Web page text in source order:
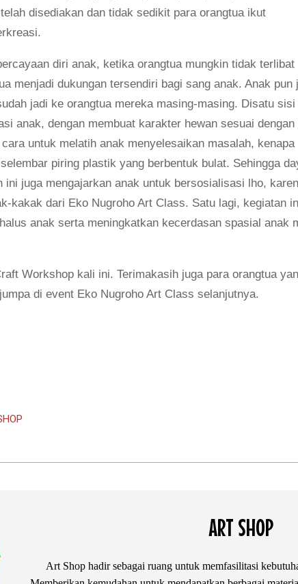
disediakan dan tidak sedikit para orangtua ikut
diri anak, ketika orangtua mungkin tidak terlibat
menjadi dukungan tersendiri bagi sang anak. Anak pun
jadi ke orangtua mereka masing-masing. Disatu
anak, dengan membuat karakter hewan sesuai dengan
untuk melatih anak menyelesaikan masalah, kenapa
piring plastik yang berbentuk bulat. Sehingga
juga mengajarkan anak untuk bersosialisasi lho,
kakak dari Eko Nugroho Art Class. Satu lagi, kegiatan
anak serta meningkatkan kecerdasan spasial anak
Workshop kali ini. Terimakasih juga para orangtua
di event Eko Nugroho Art Class selanjutnya.
ART SHOP
Art Shop hadir sebagai ruang untuk memfasilitasi